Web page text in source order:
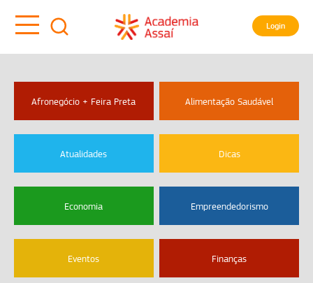
Login
Afronegócio + Feira Preta Alimentação Saudável
Atualidades Dicas
Economia Empreendedorismo
Eventos Finanças